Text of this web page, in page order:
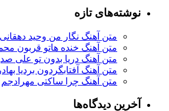
تازه
متن آهنگ نگار من وحید دهقانی
متن آهنگ خنده هاتو قربون محمدعلیزاده
متن آهنگ دریا بدون تو علی صدیقی
متن آهنگ آفتابگردون بردیا بهادر
متن آهنگ چرا ساکتی مهرادجم
دیدگاه‌ها